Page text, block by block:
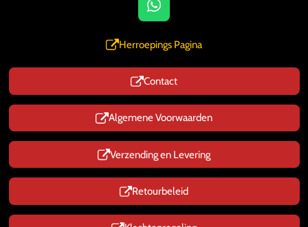
W
h
a
s
A
p
p
Herroepings Pagina
Contact
Algemene Voorwaarden
Verzending en Levering
Retourbeleid